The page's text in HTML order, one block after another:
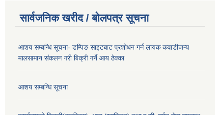
सार्वजनिक खरीद / बोलपत्र सूचना
आशय सम्बन्धि सूचना- डम्पिङ साइटबाट प्रशोधन गर्न लायक कवाडीजन्य
मालसामान संकलन गरी बिक्री गर्ने आय ठेक्का
आशय सम्बन्धि सूचना